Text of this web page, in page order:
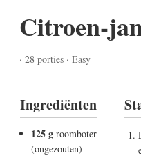
Citroen-
· 28 porties · Easy
Ingrediënten
125 g roomboter
(ongezouten)